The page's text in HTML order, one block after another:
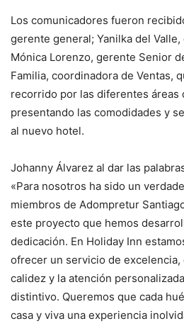
Los comunicadores fueron
gerente general; Yanilka del
Mónica Lorenzo, gerente Senior
Familia, coordinadora de Ventas,
recorrido por las diferentes áreas
presentando las comodidades y
al nuevo hotel.
Johanny Álvarez al dar las
«Para nosotros ha sido un
miembros de Adompretur
este proyecto que hemos
dedicación. En Holiday Inn
ofrecer un servicio de excelencia,
calidez y la atención
distintivo. Queremos que cada
casa y viva una experiencia